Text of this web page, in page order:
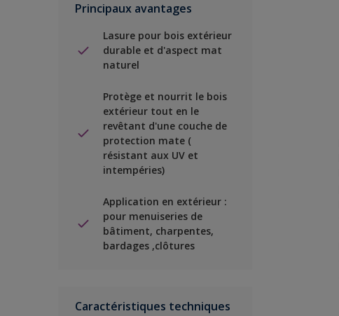
Principaux avantages
Lasure pour bois extérieur
durable et d'aspect mat
naturel
Protège et nourrit le bois
extérieur tout en le
revêtant d'une couche de
protection mate (
résistant aux UV et
intempéries)
Application en extérieur :
pour menuiseries de
bâtiment, charpentes,
bardages ,clôtures
Caractéristiques techniques